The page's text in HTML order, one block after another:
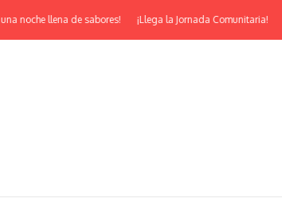
llena de sabores! ¡Llega la Jornada Comunitaria!